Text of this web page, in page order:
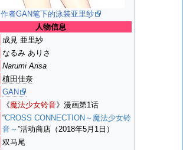
作者GAN笔下的泳装亚里纱
人物信息
成見 亜里紗
なるみ ありさ
Narumi Arisa
植田佳奈
GAN
《魔法少女铃音》漫画第1话
“CROSS CONNECTION～魔法少女铃
音～ ”活动商店（2018年5月1日）
双马尾